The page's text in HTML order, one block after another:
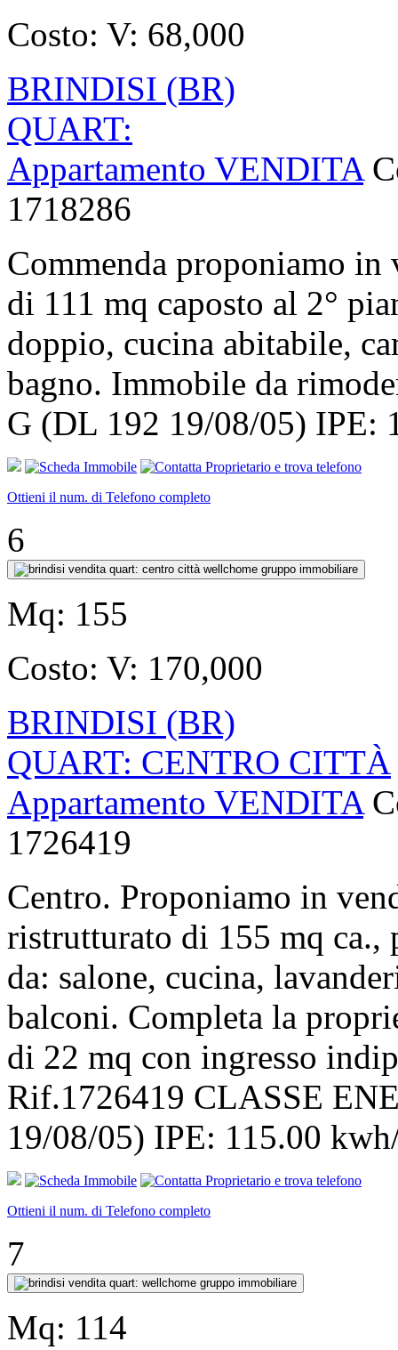
Costo: V: 68,000
BRINDISI (BR)
QUART:
Appartamento VENDITA
1718286
Commenda proponiamo in
di 111 mq caposto al 2°
doppio, cucina abitabile,
bagno. Immobile da
G (DL 192 19/08/05) IPE:
Ottieni il num. di Telefono completo
6
Mq: 155
Costo: V: 170,000
BRINDISI (BR)
QUART: CENTRO CITTÀ
Appartamento VENDITA
1726419
Centro. Proponiamo in
ristrutturato di 155 mq ca.,
da: salone, cucina,
balconi. Completa la
di 22 mq con ingresso
Rif.1726419 CLASSE
19/08/05) IPE: 115.00
Ottieni il num. di Telefono completo
7
Mq: 114